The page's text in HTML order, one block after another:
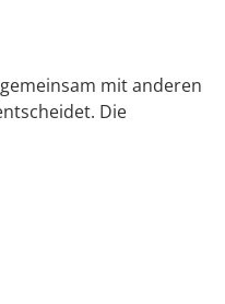
mit anderen
Die